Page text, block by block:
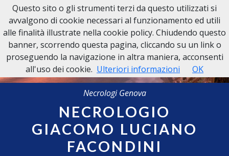
NECROLOGI GENOVA
Necrologi Genova
NECROLOGIO
GIACOMO LUCIANO
FACONDINI
Questo sito o gli strumenti terzi da questo utilizzati si
avvalgono di cookie necessari al funzionamento ed utili
alle finalità illustrate nella cookie policy. Chiudendo questo
banner, scorrendo questa pagina, cliccando su un link o
proseguendo la navigazione in altra maniera, acconsenti
all'uso dei cookie. Ulteriori informazioni OK